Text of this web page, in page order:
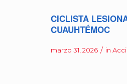
CICLISTA
CUAUHTÉMOC
marzo 31, 2026 / in